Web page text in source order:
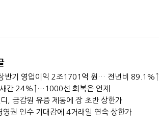
반기 영업이익 2조1701억 원… 전년비 89.1%↑
간 24%↑…1000선 회복은 언제
, 금감원 유증 제동에 장 초반 상한가
영권 인수 기대감에 4거래일 연속 상한가